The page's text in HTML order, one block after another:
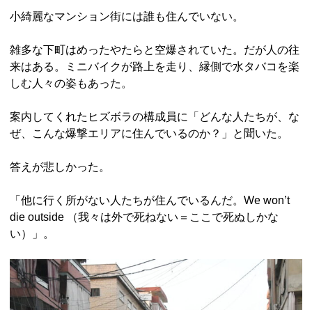
小綺麗なマンション街には誰も住んでいない。
雑多な下町はめったやたらと空爆されていた。だが人の往
来はある。ミニバイクが路上を走り、縁側で水タバコを楽
しむ人々の姿もあった。
案内してくれたヒズボラの構成員に「どんな人たちが、な
ぜ、こんな爆撃エリアに住んでいるのか？」と聞いた。
答えが悲しかった。
「他に行く所がない人たちが住んでいるんだ。We won’t
die outside （我々は外で死ねない＝ここで死ぬしかな
い）」。